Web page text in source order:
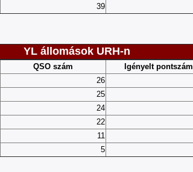
39
YL állomások URH-n
QSO szám Igényelt pontszám
26
25
24
22
11
5